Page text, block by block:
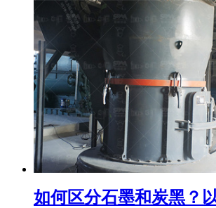
如何区分石墨和炭黑？